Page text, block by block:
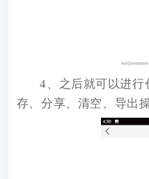
4、之后就可以进行
存、分享、清空、导出操